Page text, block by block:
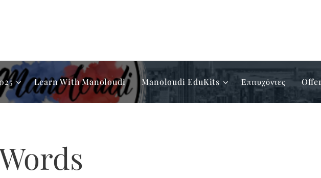
Learn With Manoloudi Manoloudi EduKits Επιτυχόντες